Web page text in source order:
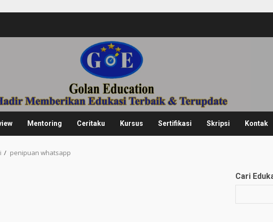
Mentoring Ceritaku Kursus Sertifikasi Skripsi Kontak
penipuan whatsapp
Cari